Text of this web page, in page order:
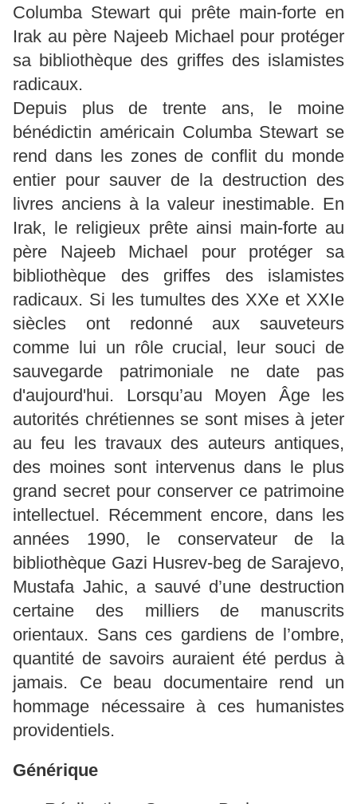
Columba Stewart qui prête main-forte en
Irak au père Najeeb Michael pour protéger
sa bibliothèque des griffes des islamistes
radicaux.
Depuis plus de trente ans, le moine
bénédictin américain Columba Stewart se
rend dans les zones de conflit du monde
entier pour sauver de la destruction des
livres anciens à la valeur inestimable. En
Irak, le religieux prête ainsi main-forte au
père Najeeb Michael pour protéger sa
bibliothèque des griffes des islamistes
radicaux. Si les tumultes des XXe et XXIe
siècles ont redonné aux sauveteurs
comme lui un rôle crucial, leur souci de
sauvegarde patrimoniale ne date pas
d'aujourd'hui. Lorsqu’au Moyen Âge les
autorités chrétiennes se sont mises à jeter
au feu les travaux des auteurs antiques,
des moines sont intervenus dans le plus
grand secret pour conserver ce patrimoine
intellectuel. Récemment encore, dans les
années 1990, le conservateur de la
bibliothèque Gazi Husrev-beg de Sarajevo,
Mustafa Jahic, a sauvé d’une destruction
certaine des milliers de manuscrits
orientaux. Sans ces gardiens de l’ombre,
quantité de savoirs auraient été perdus à
jamais. Ce beau documentaire rend un
hommage nécessaire à ces humanistes
providentiels.
Générique